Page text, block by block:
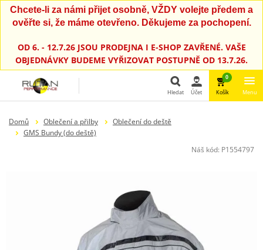
Chcete-li za námi přijet osobně, VŽDY volejte předem a
ověřte si, že máme otevřeno. Děkujeme za pochopení.
OD 6. - 12.7.26 JSOU PRODEJNA I E-SHOP ZAVŘENÉ. VAŠE
OBJEDNÁVKY BUDEME VYŘIZOVAT POSTUPNĚ OD 13.7.26.
Hledat Účet
0
Košík Menu
Domů Oblečení a přilby
Oblečení do deště
GMS Bundy (do deště)
Náš kód: P1554797